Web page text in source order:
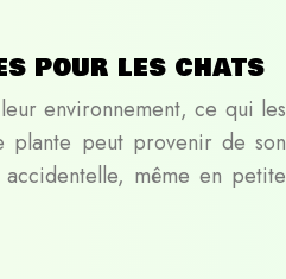
pour les chats
environnement, ce qui les
plante peut provenir de son
même en petite